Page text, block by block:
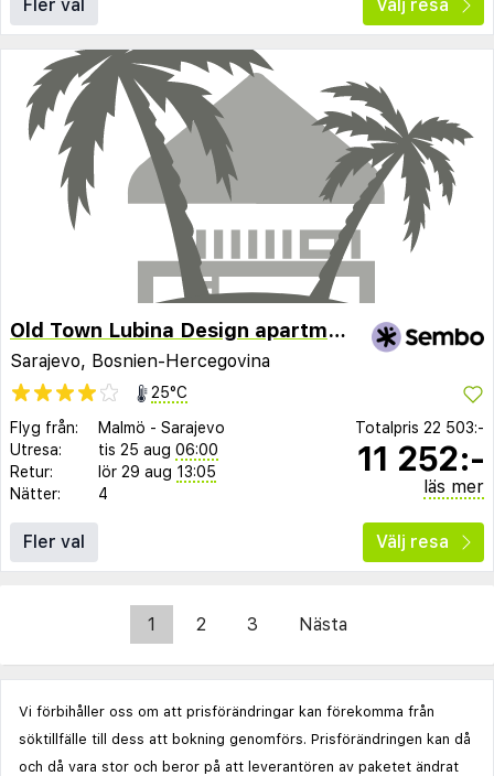
Fler val Välj resa
Old Town Lubina Design apartments
Sarajevo, Bosnien-Hercegovina
25°C
Flyg från:
Malmö - Sarajevo
Utresa:
tis 25 aug 06:00
Retur:
lör 29 aug 13:05
Nätter:
4
Totalpris 22 503:-
11 252:-
läs mer
Fler val Välj resa
1 2 3 Nästa
Vi förbihåller oss om att prisförändringar kan förekomma från
söktillfälle till dess att bokning genomförs. Prisförändringen kan då
och då vara stor och beror på att leverantören av paketet ändrat